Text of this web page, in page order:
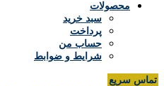
محصولات
سبد خرید
پرداخت
حساب من
شرایط و ضوابط
تماس سریع